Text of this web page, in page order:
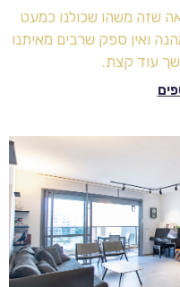
שזה משהו שכולנו כמעט
ואין ספק שרבים מאיתנו
עוד קצת.